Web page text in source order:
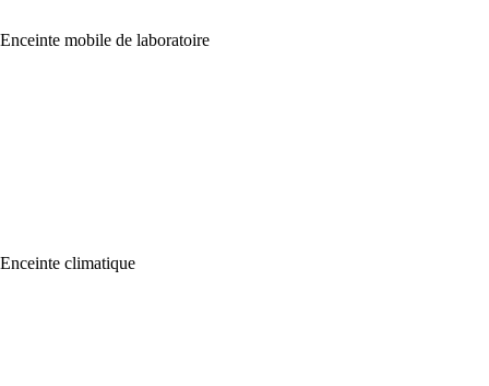
Enceinte mobile de laboratoire
Enceinte climatique